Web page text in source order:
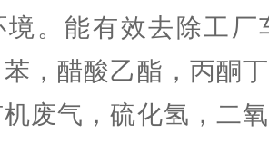
境。能有效去除工
，醋酸乙酯，丙酮
废气，硫化氢，二